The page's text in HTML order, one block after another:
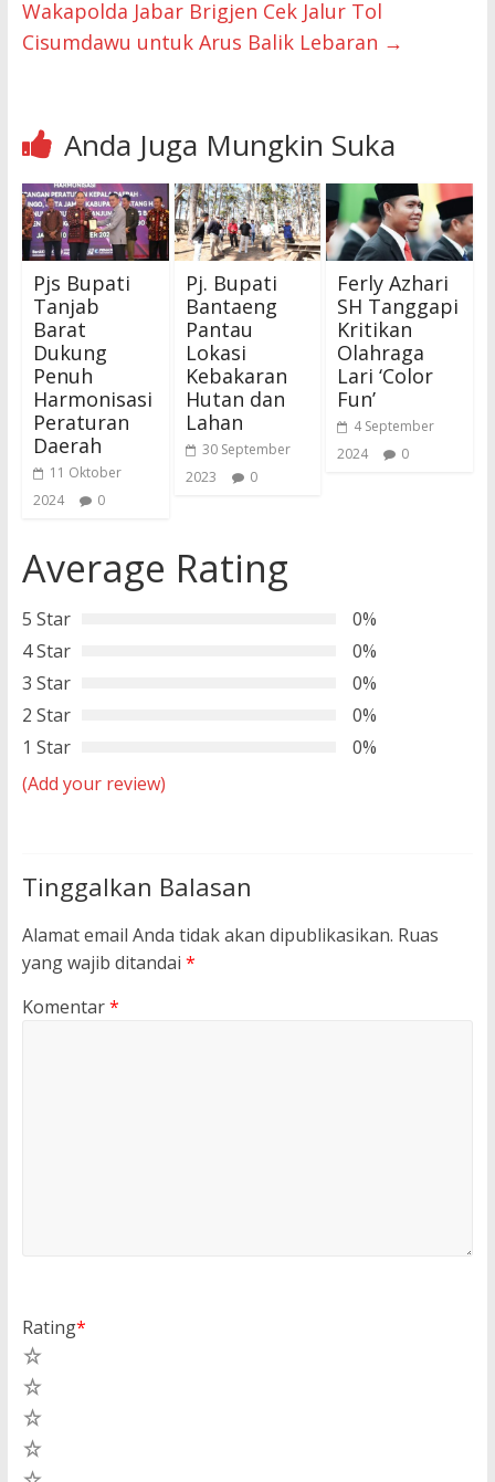
Wakapolda Jabar Brigjen Cek Jalur Tol
Cisumdawu untuk Arus Balik Lebaran →
Anda Juga Mungkin Suka
Pjs Bupati
Tanjab
Barat
Dukung
Penuh
Harmonisasi
Peraturan
Daerah
11 Oktober
2024
0
Pj. Bupati
Bantaeng
Pantau
Lokasi
Kebakaran
Hutan dan
Lahan
30 September
2023
0
Ferly Azhari
SH Tanggapi
Kritikan
Olahraga
Lari ‘Color
Fun’
4 September
2024
0
Average Rating
5 Star
0%
4 Star
0%
3 Star
0%
2 Star
0%
1 Star
0%
(Add your review)
Tinggalkan Balasan
Alamat email Anda tidak akan dipublikasikan. Ruas
yang wajib ditandai *
Komentar*
Rating*